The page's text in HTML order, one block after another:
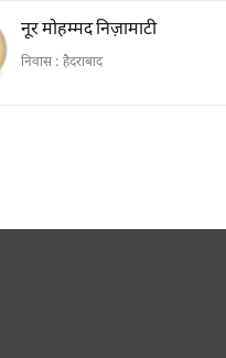
नूर मोहम्मद निज़ामाटी
निवास : हैदराबाद